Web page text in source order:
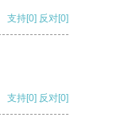
支持[0] 反对[0]
支持[0] 反对[0]